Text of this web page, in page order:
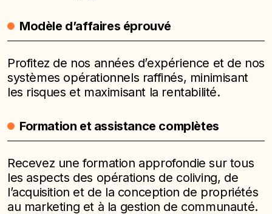
Modèle d’affaires éprouvé
Profitez de nos années d’expérience et de nos
systèmes opérationnels raffinés, minimisant
les risques et maximisant la rentabilité.
Formation et assistance complètes
Recevez une formation approfondie sur tous
les aspects des opérations de coliving, de
l’acquisition et de la conception de propriétés
au marketing et à la gestion de communauté.